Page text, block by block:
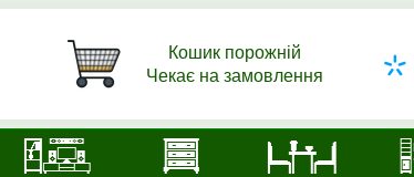
Кошик порожній
Чекає на замовлення